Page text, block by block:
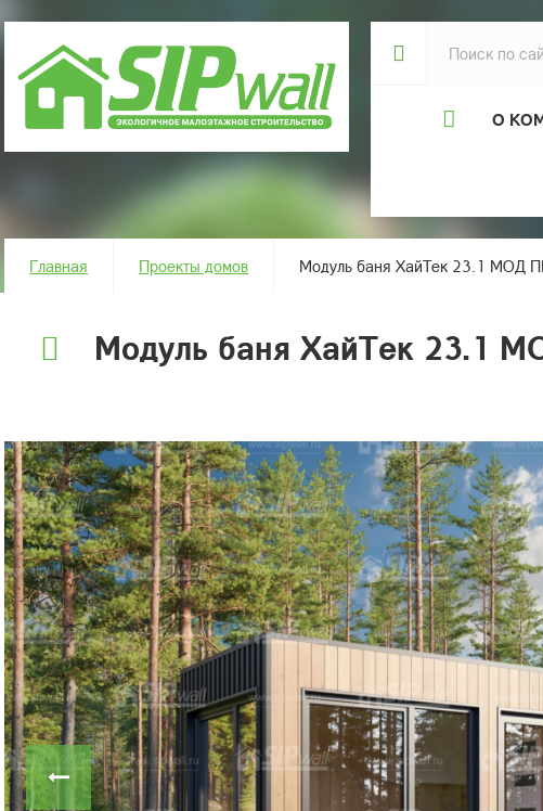
О
Главная Проекты домов Модуль баня ХайТек 23.1 МОД
Модуль баня ХайТек 23.1